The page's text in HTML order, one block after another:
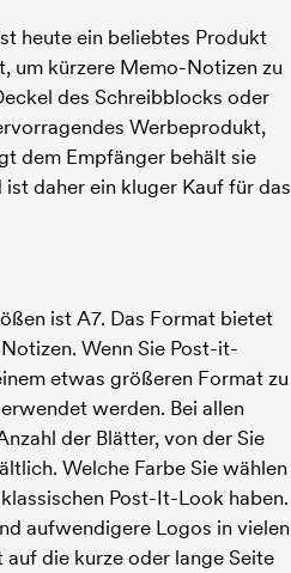
heute ein beliebtes Produkt
um kürzere Memo-Notizen zu
des Schreibblocks oder
Werbeprodukt,
dem Empfänger behält sie
daher ein kluger Kauf für das
ist A7. Das Format bietet
Wenn Sie Post-it-
etwas größeren Format zu
werden. Bei allen
der Blätter, von der Sie
Welche Farbe Sie wählen
Post-It-Look haben.
aufwendigere Logos in vielen
die kurze oder lange Seite